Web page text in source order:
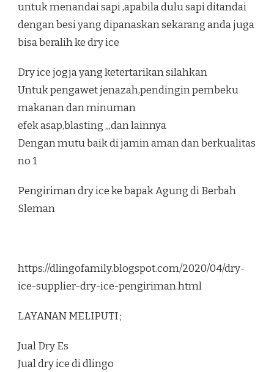
untuk menandai sapi ,apabila dulu sapi ditandai
dengan besi yang dipanaskan sekarang anda juga
bisa beralih ke dry ice
Dry ice jogja yang ketertarikan silahkan
Untuk pengawet jenazah,pendingin pembeku
makanan dan minuman
efek asap,blasting ,,,dan lainnya
Dengan mutu baik di jamin aman dan berkualitas
no 1
Pengiriman dry ice ke bapak Agung di Berbah
Sleman
https://dlingofamily.blogspot.com/2020/04/dry-
ice-supplier-dry-ice-pengiriman.html
LAYANAN MELIPUTI ;
Jual Dry Es
Jual dry ice di dlingo